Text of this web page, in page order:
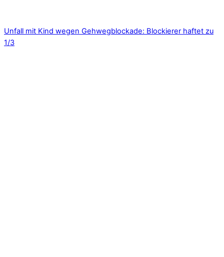
Unfall mit Kind wegen Gehwegblockade: Blockierer haftet zu
1/3